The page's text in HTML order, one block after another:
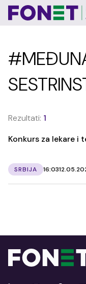
Rezultati: 1
Konkurs za lekare i
SRBIJA 16:03